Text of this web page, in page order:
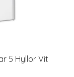
5 Hyllor Vit